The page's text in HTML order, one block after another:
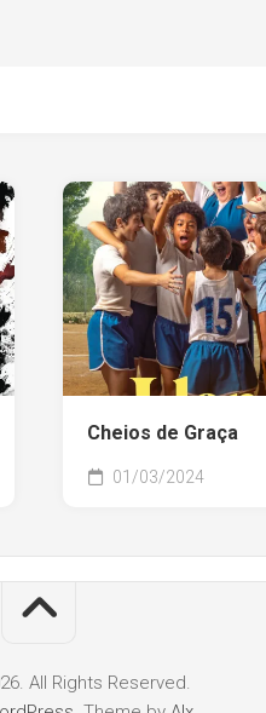
Cheios de Graça
01/03/2024
All Rights Reserved.